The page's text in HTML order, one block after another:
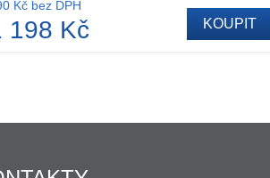
Kč bez DPH
198 Kč KOUPIT